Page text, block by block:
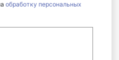
обработку персональных